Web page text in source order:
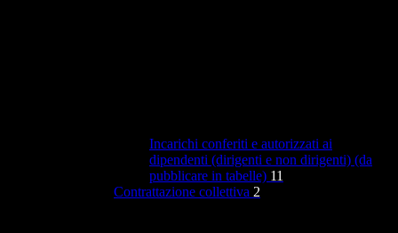
Incarichi conferiti e autorizzati ai
dipendenti (dirigenti e non dirigenti) (da
pubblicare in tabelle) 11
Contrattazione collettiva 2